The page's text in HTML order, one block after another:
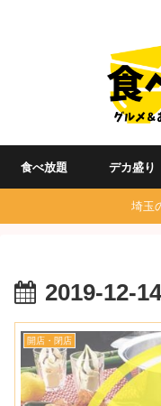
食べ放題 デカ盛り
埼玉
2019-12-14
開店・閉店